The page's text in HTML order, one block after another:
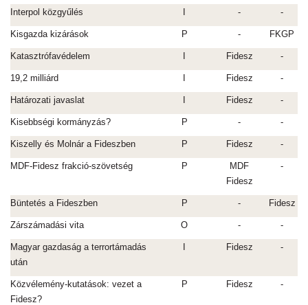
Interpol közgyűlés - -
Kisgazda kizárások P - FKGP
Katasztrófavédelem Fidesz -
19,2 milliárd Fidesz -
Határozati javaslat Fidesz -
Kisebbségi kormányzás? P - -
Kiszelly és Molnár a Fideszben P Fidesz -
MDF-Fidesz frakció-szövetség P
MDF
Fidesz
-
Büntetés a Fideszben P - Fidesz
Zárszámadási vita O - -
Magyar gazdaság a terrortámadás
után
Fidesz -
Közvélemény-kutatások: vezet a
Fidesz?
P Fidesz -